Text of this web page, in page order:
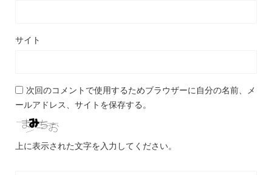
サイト
次回のコメントで使用するためブラウザーに自分の名前、メ
ールアドレス、サイトを保存する。
上に表示された文字を入力してください。